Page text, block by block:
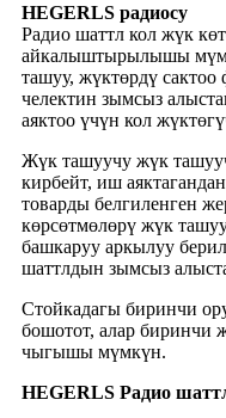
HEGERLS радиосу
Радио шаттл кол жүк
айкалыштырылышы
ташуу, жүктөрдү
челектин зымсыз
аяктоо үчүн кол
Жүк ташуучу жүк
кирбейт, иш
товарды белгиленген
көрсөтмөлөрү жүк
башкаруу аркылуу
шаттлдын зымсыз
Стойкадагы биринчи
бошотот, алар биринчи
чыгышы мүмкүн.
HEGERLS Радио